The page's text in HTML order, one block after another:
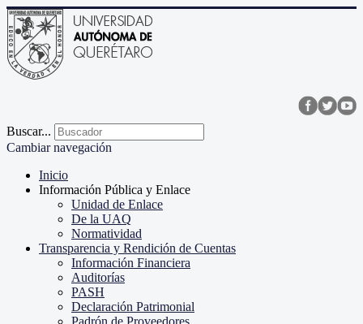
Buscar...
Cambiar navegación
Inicio
Información Pública y Enlace
Unidad de Enlace
De la UAQ
Normatividad
Transparencia y Rendición de Cuentas
Información Financiera
Auditorías
PASH
Declaración Patrimonial
Padrón de Proveedores